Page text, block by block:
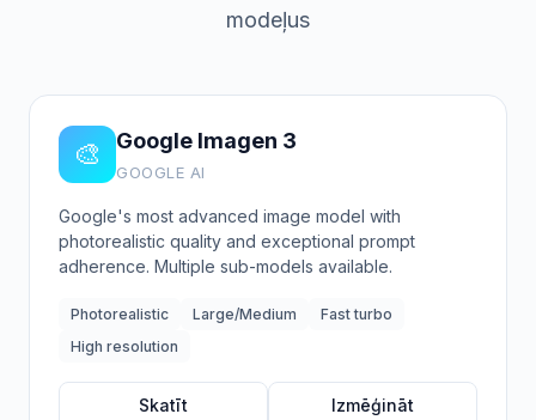
modeļus
🎨 Google Imagen 3
GOOGLE AI
Google's most advanced image model with
photorealistic quality and exceptional prompt
adherence. Multiple sub-models available.
Photorealistic Large/Medium
Fast turbo
High resolution
Skatīt
Izmēģināt